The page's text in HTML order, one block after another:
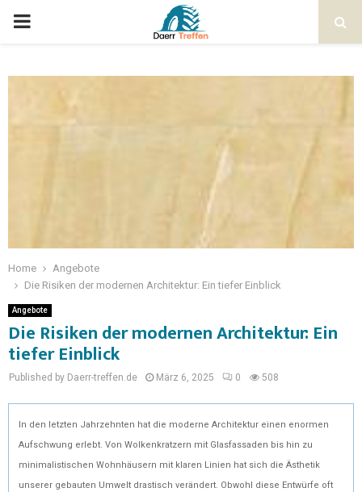
Home
Angebote
Die Risiken der modernen Architektur: Ein tiefer Einblick
Angebote
Die Risiken der modernen Architektur: Ein
tiefer Einblick
Published by Daerr-treffen.de März 6, 2025 0 508
In den letzten Jahrzehnten hat die moderne Architektur einen enormen
Aufschwung erlebt. Von Wolkenkratzern mit Glasfassaden bis hin zu
minimalistischen Wohnhäusern mit klaren Linien hat sich die Ästhetik
unserer gebauten Umwelt drastisch verändert. Obwohl diese Entwürfe oft